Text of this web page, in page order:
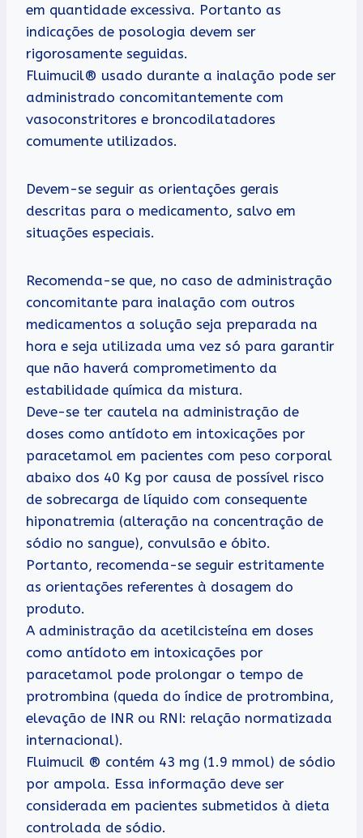
em quantidade excessiva. Portanto as
indicações de posologia devem ser
rigorosamente seguidas.
Fluimucil® usado durante a inalação pode ser
administrado concomitantemente com
vasoconstritores e broncodilatadores
comumente utilizados.
Devem-se seguir as orientações gerais
descritas para o medicamento, salvo em
situações especiais.
Recomenda-se que, no caso de administração
concomitante para inalação com outros
medicamentos a solução seja preparada na
hora e seja utilizada uma vez só para garantir
que não haverá comprometimento da
estabilidade química da mistura.
Deve-se ter cautela na administração de
doses como antídoto em intoxicações por
paracetamol em pacientes com peso corporal
abaixo dos 40 Kg por causa de possível risco
de sobrecarga de líquido com consequente
hiponatremia (alteração na concentração de
sódio no sangue), convulsão e óbito.
Portanto, recomenda-se seguir estritamente
as orientações referentes à dosagem do
produto.
A administração da acetilcisteína em doses
como antídoto em intoxicações por
paracetamol pode prolongar o tempo de
protrombina (queda do índice de protrombina,
elevação de INR ou RNI: relação normatizada
internacional).
Fluimucil ® contém 43 mg (1.9 mmol) de sódio
por ampola. Essa informação deve ser
considerada em pacientes submetidos à dieta
controlada de sódio.